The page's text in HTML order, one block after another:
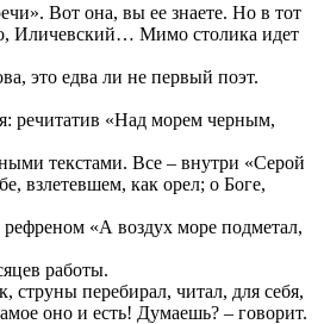
Вот она, вы ее знаете. Но в тот
Иличевский… Мимо столика идет
это едва ли не первый поэт.
речитатив «Над морем черным,
текстами. Все – внутри «Серой
взлетевшем, как орел; о Боге,
рефреном «А воздух море подметал,
работы.
перебирал, читал, для себя,
оно и есть! Думаешь? – говорит.